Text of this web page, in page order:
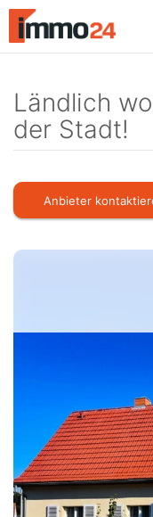
Accessibility
Modus
zum
Inhalt
Ländlich
der Stadt!
Anbieter